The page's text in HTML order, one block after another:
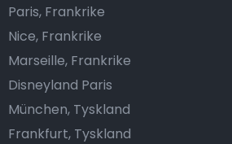
Paris, Frankrike
Nice, Frankrike
Marseille, Frankrike
Disneyland Paris
München, Tyskland
Frankfurt, Tyskland